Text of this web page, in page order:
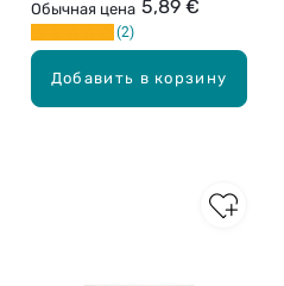
Добавить в корзину
Обычная цена 5,89 €
2